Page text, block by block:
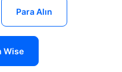
Para Alın
Wise